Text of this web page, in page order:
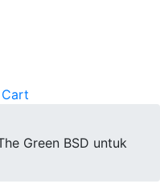
Cart
Green BSD untuk